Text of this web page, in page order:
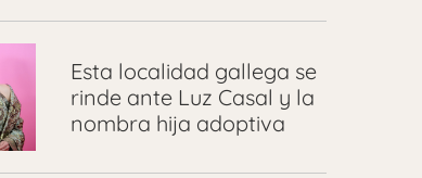
Esta localidad gallega se
rinde ante Luz Casal y la
nombra hija adoptiva